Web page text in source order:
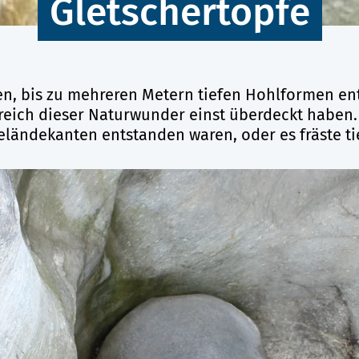
Gletschertöpfe
bis zu mehreren Metern tiefen Hohlformen
dieser Naturwunder einst überdeckt
entstanden waren, oder es fräste